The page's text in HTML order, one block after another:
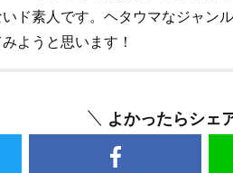
いド素人です。ヘタウマなジャン
ようと思います！
よかったらシェ